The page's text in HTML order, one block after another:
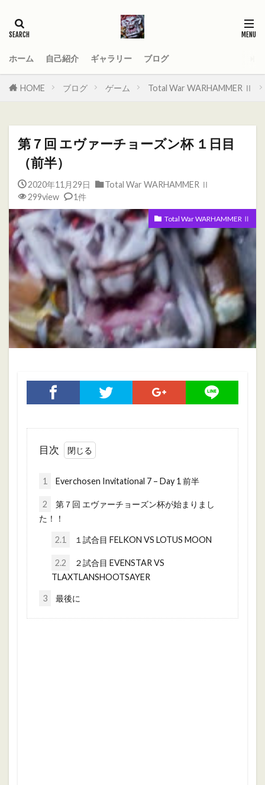
ホーム 自己紹介 ギャラリー ブログ
HOME ブログ ゲーム Total War WARHAMMER Ⅱ
第７回 エヴァーチョーズン杯 １日目
（前半）
2020年11月29日
Total War WARHAMMER Ⅱ
299view
1件
Total War WARHAMMER Ⅱ
目次
1 Everchosen Invitational 7 – Day 1 前半
2
第７回 エヴァーチョーズン杯が始まりまし
た！！
2.1 １試合目 FELKON VS LOTUS MOON
2.2
２試合目 EVENSTAR VS
TLAXTLANSHOOTSAYER
3 最後に
AGE_OF_SIGMAR
Total War WARHAMMER
Total War WARHAMMER Ⅱ
Warhammer 40
Warhammer 40000
ウォーハンマー
オーガ
オーガキングダム
オールドワールド
キャラ紹介
ケイオスドワーフ
シグマー杯
ティーンチ
テキサスチェーンソー
トゥームキング
ドワーフ
パッチノート
ビーストマン
ファレホコン
ブレトニア
ホブゴブリン
ミニチュアペイント
リザードマン
ヴァンパイアカウント
初心者
初心者向け 大会
振り返り
攻略ガイド
攻略情報 自作PC 雑記